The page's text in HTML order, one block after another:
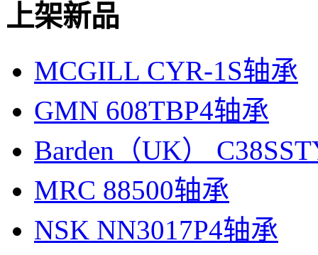
上架新品
MCGILL CYR-1S轴承
GMN 608TBP4轴承
Barden（UK）
MRC 88500轴承
NSK NN3017P4轴承